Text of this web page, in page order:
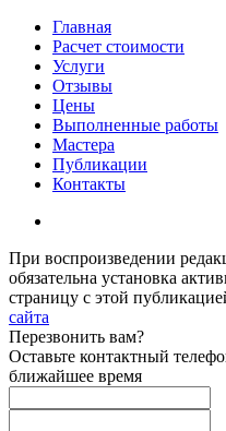
Главная
Расчет стоимости
Услуги
Отзывы
Цены
Выполненные работы
Мастера
Публикации
Контакты
При воспроизведении
обязательна установка
страницу с этой
сайта
Перезвонить вам?
Оставьте контактный
ближайшее время